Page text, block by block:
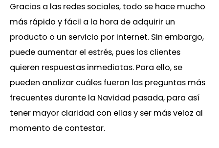
Gracias a las redes sociales, todo se hace mucho
más rápido y fácil a la hora de adquirir un
producto o un servicio por internet. Sin embargo,
puede aumentar el estrés, pues los clientes
quieren respuestas inmediatas. Para ello, se
pueden analizar cuáles fueron las preguntas más
frecuentes durante la Navidad pasada, para así
tener mayor claridad con ellas y ser más veloz al
momento de contestar.